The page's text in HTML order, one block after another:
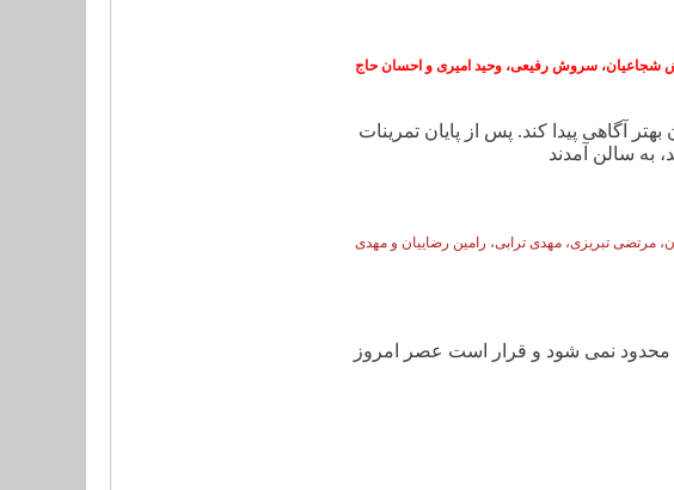
شجاعیان، سروش رفیعی، وحید امیری و احسان حاج
بازیکنان بهتر آگاهی پیدا کند. پس از پایان تمرینات
مرتضی تبریزی، مهدی ترابی، رامین رضاییان و مهدی
محدود نمی شود و قرار است عصر امروز